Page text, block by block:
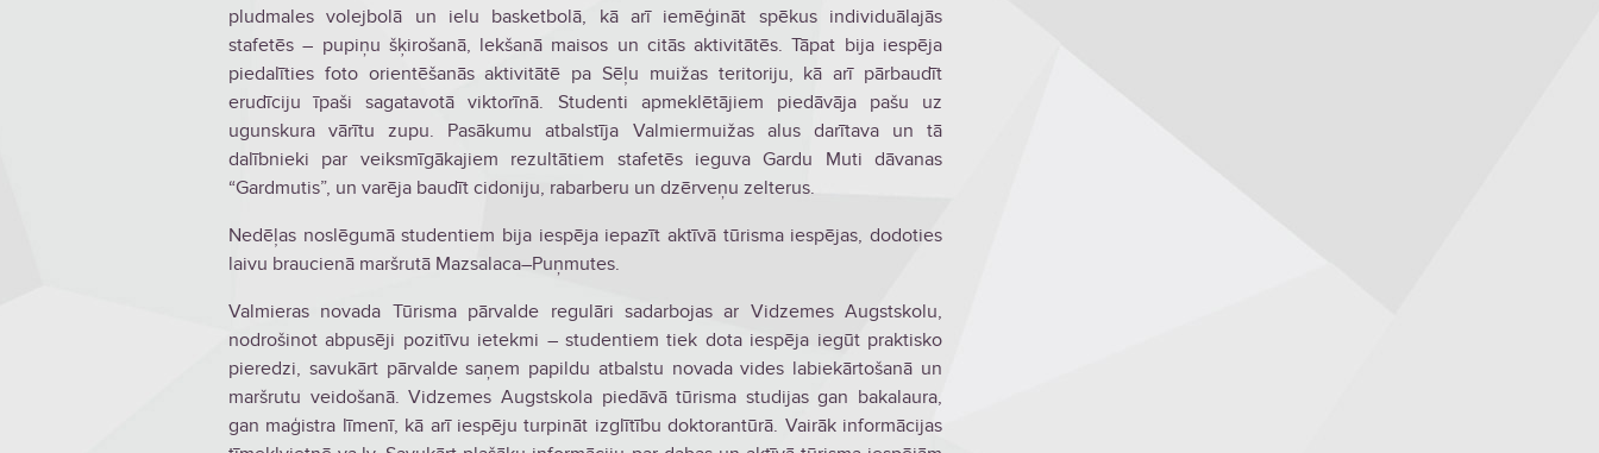
pludmales volejbolā un ielu basketbolā, kā arī iemēģināt spēkus individuālajās
stafetēs – pupiņu šķirošanā, lekšanā maisos un citās aktivitātēs. Tāpat bija iespēja
piedalīties foto orientēšanās aktivitātē pa Sēļu muižas teritoriju, kā arī pārbaudīt
erudīciju īpaši sagatavotā viktorīnā. Studenti apmeklētājiem piedāvāja pašu uz
ugunskura vārītu zupu. Pasākumu atbalstīja Valmiermuižas alus darītava un tā
dalībnieki par veiksmīgākajiem rezultātiem stafetēs ieguva Gardu Muti dāvanas
“Gardmutis”, un varēja baudīt cidoniju, rabarberu un dzērveņu zelterus.
Nedēļas noslēgumā studentiem bija iespēja iepazīt aktīvā tūrisma iespējas, dodoties
laivu braucienā maršrutā Mazsalaca–Puņmutes.
Valmieras novada Tūrisma pārvalde regulāri sadarbojas ar Vidzemes Augstskolu,
nodrošinot abpusēji pozitīvu ietekmi – studentiem tiek dota iespēja iegūt praktisko
pieredzi, savukārt pārvalde saņem papildu atbalstu novada vides labiekārtošanā un
maršrutu veidošanā. Vidzemes Augstskola piedāvā tūrisma studijas gan bakalaura,
gan maģistra līmenī, kā arī iespēju turpināt izglītību doktorantūrā. Vairāk informācijas